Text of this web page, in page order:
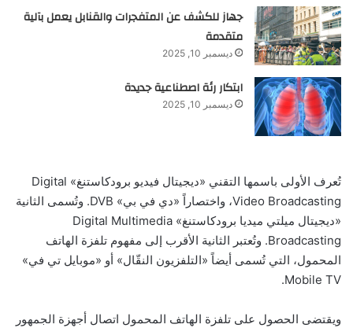
جهاز للكشف عن المتفجرات والقنابل يعمل بآلية
متقدمة
ديسمبر 10, 2025
ابتكار رئة اصطناعية جديدة
ديسمبر 10, 2025
تُعرف الأولى باسمها التقني «ديجيتال فيديو برودكاستنغ» Digital
Video Broadcasting، واختصاراً «دي في بي» DVB. وتُسمى الثانية
«ديجيتال ميلتي ميديا برودكاستنغ» Digital Multimedia
Broadcasting. وتُعتبر الثانية الأقرب إلى مفهوم تلفزة الهاتف
المحمول، التي تُسمى أيضاً «التلفزيون النقّال» أو «موبايل تي في»
Mobile TV.
ويقتضى الحصول على تلفزة الهاتف المحمول اتصال أجهزة الجمهور